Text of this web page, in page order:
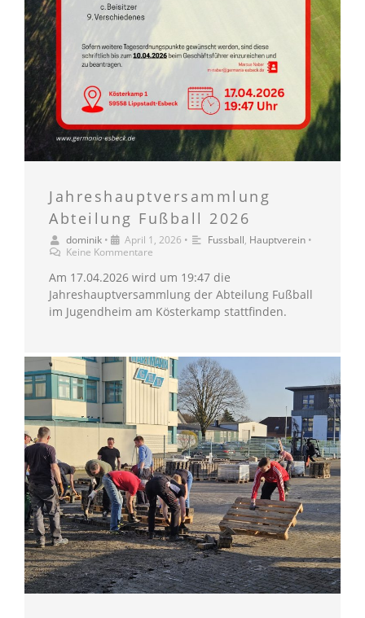
Jahreshauptversammlung
Abteilung Fußball 2026
dominik • April 1, 2026 • Fussball, Hauptverein •
Keine Kommentare
Am 17.04.2026 wird um 19:47 die
Jahreshauptversammlung der Abteilung Fußball
im Jugendheim am Kösterkamp stattfinden.